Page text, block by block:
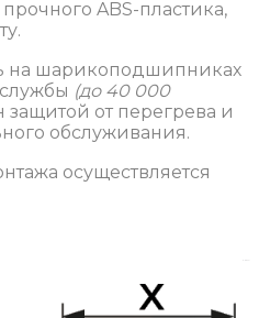
ABS-пластика,
на шарикоподшипниках
(до 40 000
защитой от перегрева и
обслуживания.
осуществляется